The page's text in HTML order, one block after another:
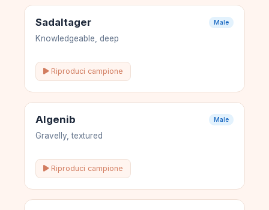
Sadaltager Male
Knowledgeable, deep
Riproduci campione
Algenib Male
Gravelly, textured
Riproduci campione